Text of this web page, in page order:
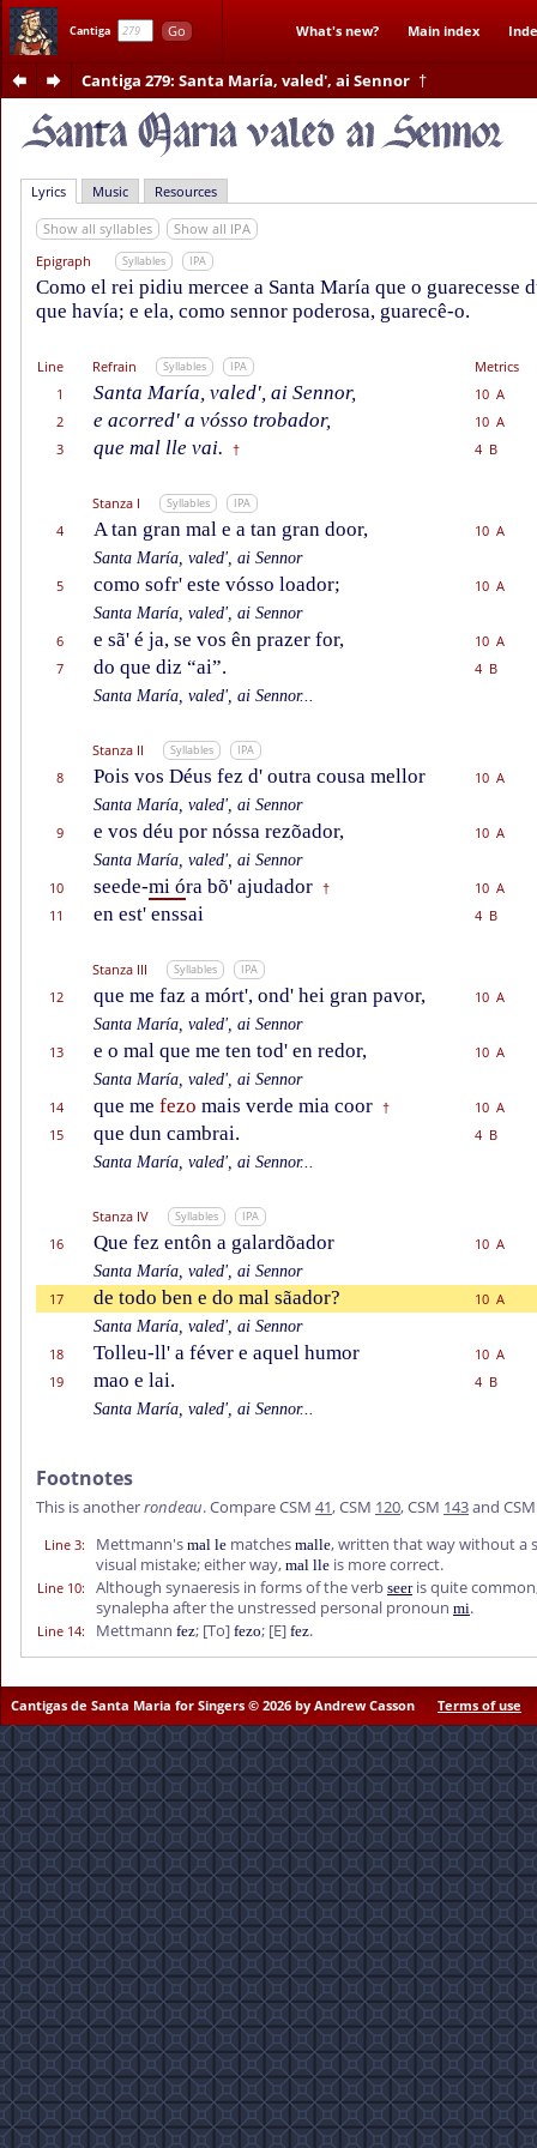
Cantiga Go What's new? Main index
Cantiga 279: Santa María, valed', ai Sennor †
Lyrics Music Resources
Show all syllables
Show all IPA
Epigraph
Syllables IPA
Como el rei pidiu mercee a Santa María que o guarecesse
que havía; e ela, como sennor poderosa, guarecê-o.
Line Refrain Syllables IPA
Metrics
1
Santa María, valed', ai Sennor,
10 A
2
e acorred' a vósso trobador,
10 A
3
que mal lle vai. † 4 B
Stanza I Syllables IPA
4 A tan gran mal e a tan gran door,
10 A
Santa María, valed', ai Sennor
5
como sofr' este vósso loador;
10 A
Santa María, valed', ai Sennor
6
e sã' é ja, se vos ên prazer for,
10 A
7
do que diz “ai”.
4 B
Santa María, valed', ai Sennor...
Stanza II Syllables IPA
8 Pois vos Déus fez d' outra cousa mellor
10 A
Santa María, valed', ai Sennor
9
e vos déu por nóssa rezõador,
10 A
Santa María, valed', ai Sennor
10
seede-mi óra bõ' ajudador †
10 A
11
en est' enssai 4 B
Stanza III Syllables IPA
12 que me faz a mórt', ond' hei gran pavor,
10 A
Santa María, valed', ai Sennor
13
e o mal que me ten tod' en redor,
10 A
Santa María, valed', ai Sennor
14
que me fezo mais verde mia coor †
10 A
15
que dun cambrai.
4 B
Santa María, valed', ai Sennor...
Stanza IV Syllables IPA
16 Que fez entôn a galardõador
10 A
Santa María, valed', ai Sennor
17
de todo ben e do mal sãador?
10 A
Santa María, valed', ai Sennor
18
Tolleu-ll' a féver e aquel humor
10 A
19
mao e lai.
4 B
Santa María, valed', ai Sennor...
Footnotes
This is anotherrondeau. Compare CSM 41, CSM 120, CSM 143and
Line 3: Mettmann's mal le matches malle, written that way without a
visual mistake; either way, mal lle is more correct.
Line 10: Although synaeresis in forms of the verb seeris quite
synalepha after the unstressed personal pronoun mi.
Line 14: Mettmann fez; [To] fezo; [E] fez.
Cantigas de Santa Maria for Singers © 2026 by Andrew Casson Terms of use